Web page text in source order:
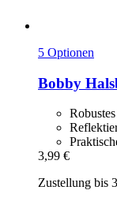
5 Optionen
Bobby
3,99 €
Zustellung bis